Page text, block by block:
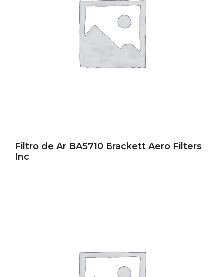
Filtro de Ar BA5710 Brackett Aero Filters
Inc